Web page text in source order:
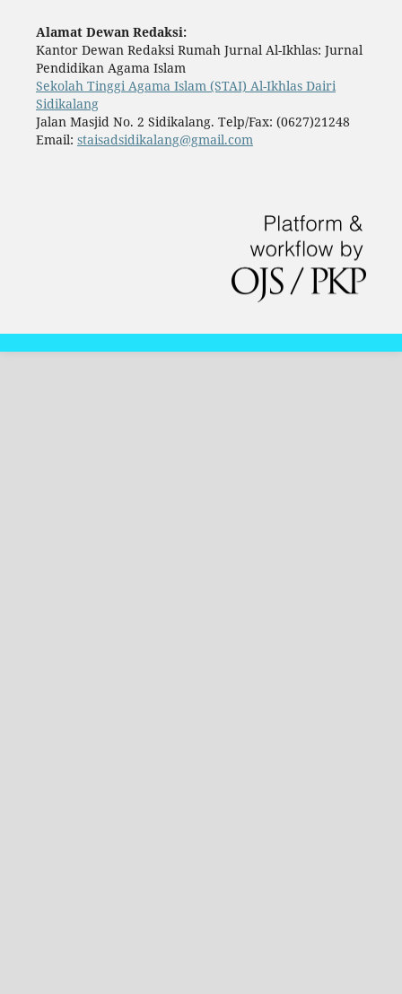
Alamat Dewan Redaksi:
Kantor Dewan Redaksi Rumah Jurnal Al-Ikhlas: Jurnal
Pendidikan Agama Islam
Sekolah Tinggi Agama Islam (STAI) Al-Ikhlas Dairi
Sidikalang
Jalan Masjid No. 2 Sidikalang. Telp/Fax: (0627)21248
Email: staisadsidikalang@gmail.com